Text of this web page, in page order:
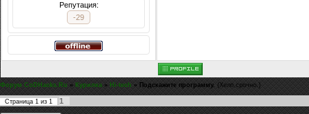
Репутация:
-29
Форум CoDHacks.Ru » Курилка » Hi-tech » Подскажите программу. (Хелп,срочно.)
Страница 1 из 1 1